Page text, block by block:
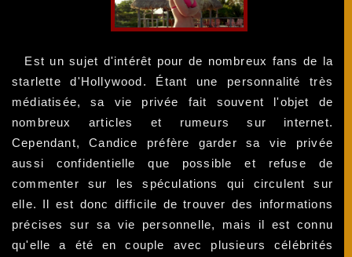
Est un sujet d'intérêt pour de nombreux fans de la
starlette d'Hollywood. Étant une personnalité très
médiatisée, sa vie privée fait souvent l'objet de
nombreux articles et rumeurs sur internet.
Cependant, Candice préfère garder sa vie privée
aussi confidentielle que possible et refuse de
commenter sur les spéculations qui circulent sur
elle. Il est donc difficile de trouver des informations
précises sur sa vie personnelle, mais il est connu
qu'elle a été en couple avec plusieurs célébrités